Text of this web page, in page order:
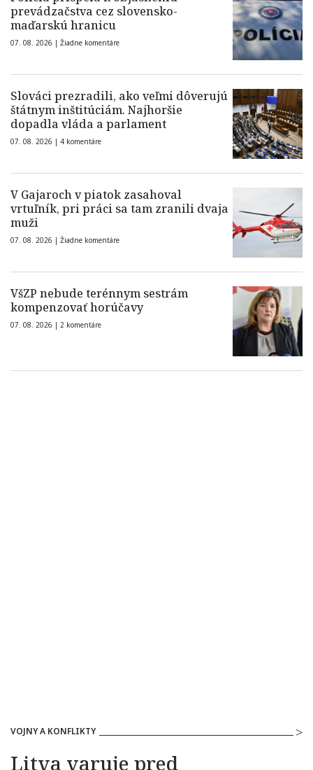
prevádzačstva cez slovensko-
maďarskú hranicu
07. 08. 2026 | Žiadne komentáre
Slováci prezradili, ako veľmi dôverujú
štátnym inštitúciám. Najhoršie
dopadla vláda a parlament
07. 08. 2026 | 4 komentáre
V Gajaroch v piatok zasahoval
vrtuľník, pri práci sa tam zranili dvaja
muži
07. 08. 2026 | Žiadne komentáre
VšZP nebude terénnym sestrám
kompenzovať horúčavy
07. 08. 2026 | 2 komentáre
VOJNY A KONFLIKTY
Litva varuje pred